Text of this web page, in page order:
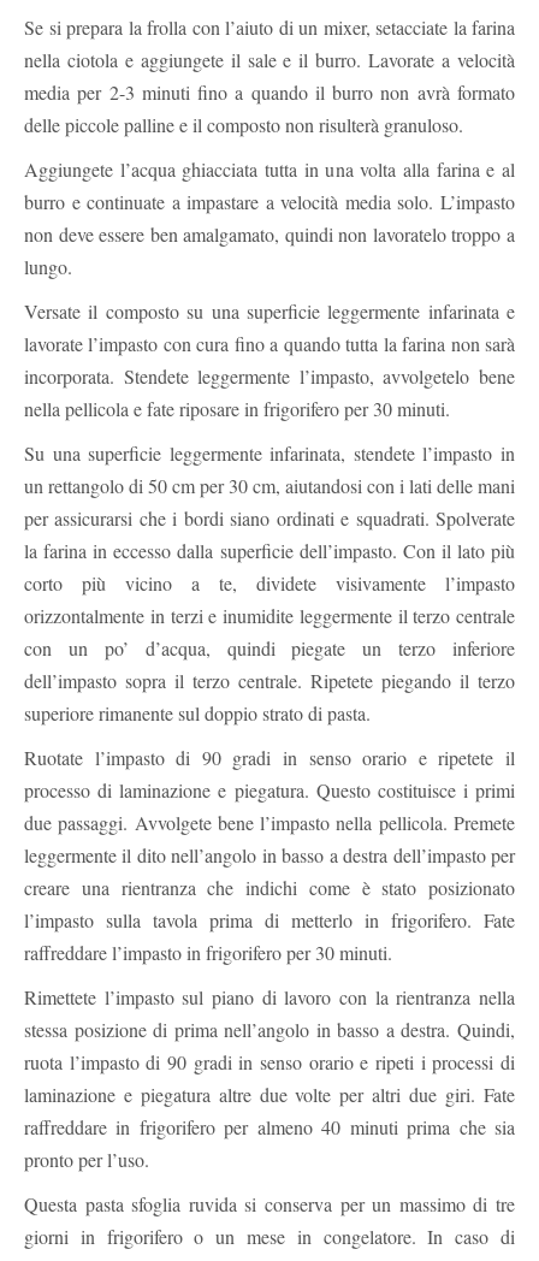
Se si prepara la frolla con l’aiuto di un mixer, setacciate la farina
nella ciotola e aggiungete il sale e il burro. Lavorate a velocità
media per 2-3 minuti fino a quando il burro non avrà formato
delle piccole palline e il composto non risulterà granuloso.
Aggiungete l’acqua ghiacciata tutta in una volta alla farina e al
burro e continuate a impastare a velocità media solo. L’impasto
non deve essere ben amalgamato, quindi non lavoratelo troppo a
lungo.
Versate il composto su una superficie leggermente infarinata e
lavorate l’impasto con cura fino a quando tutta la farina non sarà
incorporata. Stendete leggermente l’impasto, avvolgetelo bene
nella pellicola e fate riposare in frigorifero per 30 minuti.
Su una superficie leggermente infarinata, stendete l’impasto in
un rettangolo di 50 cm per 30 cm, aiutandosi con i lati delle mani
per assicurarsi che i bordi siano ordinati e squadrati. Spolverate
la farina in eccesso dalla superficie dell’impasto. Con il lato più
corto più vicino a te, dividete visivamente l’impasto
orizzontalmente in terzi e inumidite leggermente il terzo centrale
con un po’ d’acqua, quindi piegate un terzo inferiore
dell’impasto sopra il terzo centrale. Ripetete piegando il terzo
superiore rimanente sul doppio strato di pasta.
Ruotate l’impasto di 90 gradi in senso orario e ripetete il
processo di laminazione e piegatura. Questo costituisce i primi
due passaggi. Avvolgete bene l’impasto nella pellicola. Premete
leggermente il dito nell’angolo in basso a destra dell’impasto per
creare una rientranza che indichi come è stato posizionato
l’impasto sulla tavola prima di metterlo in frigorifero. Fate
raffreddare l’impasto in frigorifero per 30 minuti.
Rimettete l’impasto sul piano di lavoro con la rientranza nella
stessa posizione di prima nell’angolo in basso a destra. Quindi,
ruota l’impasto di 90 gradi in senso orario e ripeti i processi di
laminazione e piegatura altre due volte per altri due giri. Fate
raffreddare in frigorifero per almeno 40 minuti prima che sia
pronto per l’uso.
Questa pasta sfoglia ruvida si conserva per un massimo di tre
giorni in frigorifero o un mese in congelatore. In caso di